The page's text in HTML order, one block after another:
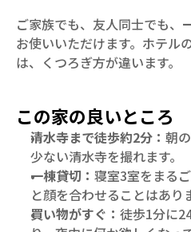
ご家族でも、友人同士でも、
お使いいただけます。ホテル
は、くつろぎ方が違います。
この家の良いところ
清水寺まで徒歩約2分： 朝
少ない清水寺を撮れます。
一棟貸切： 寝室3室をまる
と顔を合わせることはあり
買い物がすぐ： 徒歩1分に